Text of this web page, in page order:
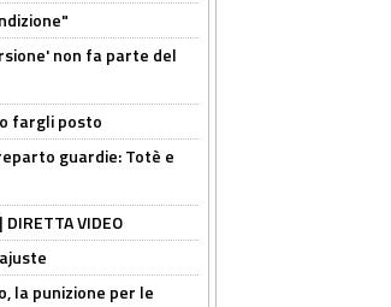
non fa parte del
fargli posto
guardie: Totè e
VIDEO
la punizione per le